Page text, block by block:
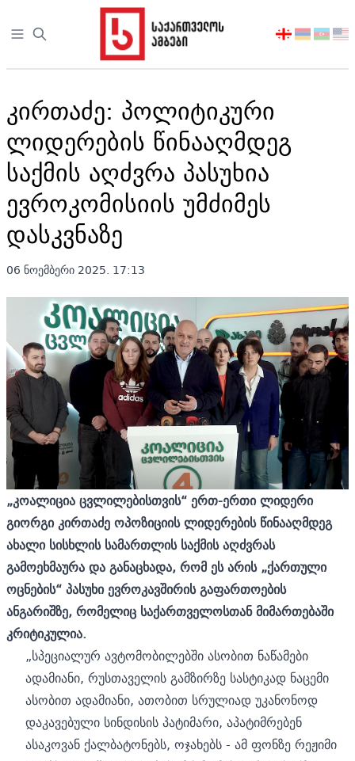
Open sidebar
აირჩიეთ
კირთაძე: პოლიტიკური
ლიდერების წინააღმდეგ
საქმის აღძვრა პასუხია
ევროკომისიის უმძიმეს
დასკვნაზე
06 ნოემბერი 2025. 17:13
„კოალიცია ცვლილებისთვის“ ერთ-ერთი ლიდერი
გიორგი კირთაძე ოპოზიციის ლიდერების წინააღმდეგ
ახალი სისხლის სამართლის საქმის აღძვრას
გამოეხმაურა და განაცხადა, რომ ეს არის „ქართული
ოცნების“ პასუხი ევროკავშირის გაფართოების
ანგარიშზე, რომელიც საქართველოსთან მიმართებაში
კრიტიკულია.
„სპეციალურ ავტომობილებში ასობით ნაწამები
ადამიანი, რუსთაველის გამზირზე სასტიკად ნაცემი
ასობით ადამიანი, ათობით სრულიად უკანონოდ
დაკავებული სინდისის პატიმარი, აპატიმრებენ
ასაკოვან ქალბატონებს, ოჯახებს - ამ ფონზე რეჟიმი